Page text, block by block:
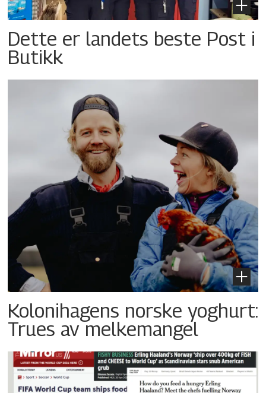
Dette er landets beste Post i
Butikk
Kolonihagens norske yoghurt:
Trues av melkemangel